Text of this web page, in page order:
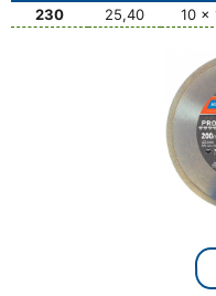
230
25,40 10 x